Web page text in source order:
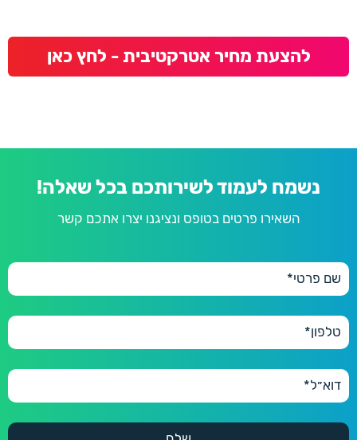
להצעת מחיר אטרקטיבית - לחץ כאן
נשמח לעמוד לשירותכם בכל שאלה!
השאירו פרטים בטופס ונציגנו יצרו אתכם קשר